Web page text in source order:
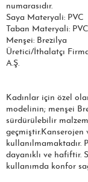
numarasıdır.
Saya Materyali: PVC
Taban Materyali: PVC
Menşei: Brezilya
Üretici/İthalatçı
A.Ş.
Kadınlar için özel
modelinin; menşei
sürdürülebilir
geçmiştir.Kanserojen
kullanılmamaktadır.
dayanıklı ve hafiftir.
kullanımda konfor